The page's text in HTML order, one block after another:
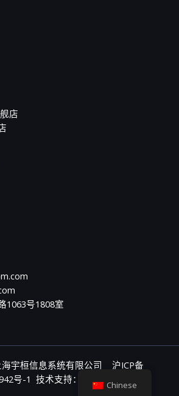
店
1063号1808室
宇桓信息系统有限公司 沪ICP备
号-1 技术支持：JOYTEL
Chinese